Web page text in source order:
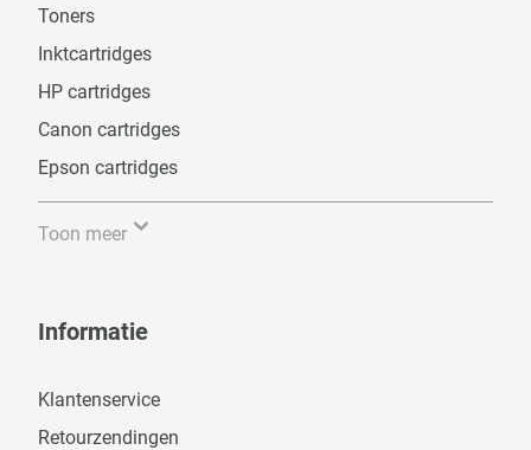
Toners
Inktcartridges
HP cartridges
Canon cartridges
Epson cartridges
Toon meer
Informatie
Klantenservice
Retourzendingen